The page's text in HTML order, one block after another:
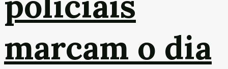
marcam o dia